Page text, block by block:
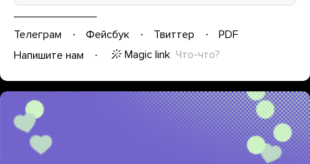
Телеграм Фейсбук Твиттер
PDF
Напишите нам
Magic link Что-что?